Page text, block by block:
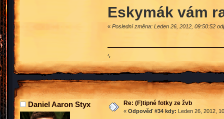
Eskymák vám
« Poslední změna: Leden 26, 2012, 09:50:52
ϟ
Daniel Aaron Styx Re: (F)tipné fotky ze žvb
« Odpověď #34 kdy: Leden 26, 2012,